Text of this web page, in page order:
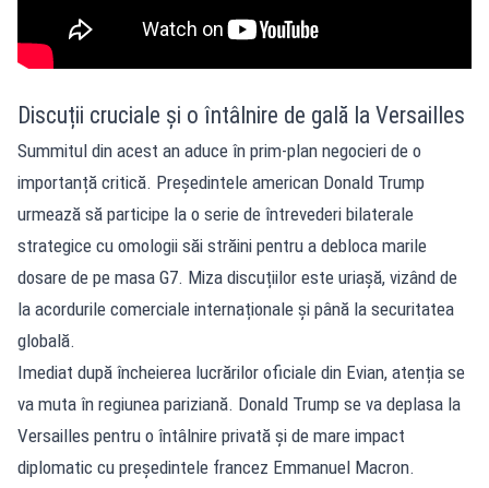
Discuții cruciale și o întâlnire de gală la Versailles
Summitul din acest an aduce în prim-plan negocieri de o
importanță critică. Președintele american Donald Trump
urmează să participe la o serie de întrevederi bilaterale
strategice cu omologii săi străini pentru a debloca marile
dosare de pe masa G7. Miza discuțiilor este uriașă, vizând de
la acordurile comerciale internaționale și până la securitatea
globală.
Imediat după încheierea lucrărilor oficiale din Evian, atenția se
va muta în regiunea pariziană. Donald Trump se va deplasa la
Versailles pentru o întâlnire privată și de mare impact
diplomatic cu președintele francez Emmanuel Macron.